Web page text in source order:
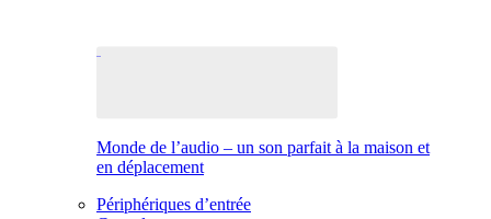
Monde de l’audio – un son parfait à la maison et
en déplacement
Périphériques d’entrée